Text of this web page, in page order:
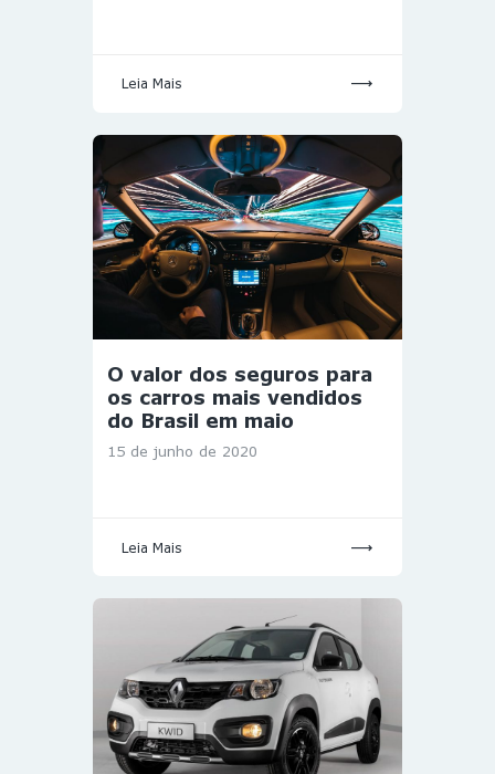
Leia Mais
O valor dos seguros para
os carros mais vendidos
do Brasil em maio
15 de junho de 2020
Leia Mais